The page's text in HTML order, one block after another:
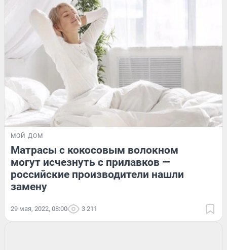
МОЙ ДОМ
Матрасы с кокосовым волокном
могут исчезнуть с прилавков —
российские производители нашли
замену
29 мая, 2022, 08:00 3 211